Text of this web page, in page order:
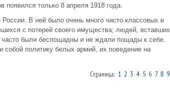
появился только 8 апреля 1918 года.
В ней было очень много чисто классовых и
с потерей своего имущества; людей, вставших
были беспощадны и не ждали пощады к себе.
политику белых армий, их поведение на
Страница: 1 2 3 4 56 7 8 9